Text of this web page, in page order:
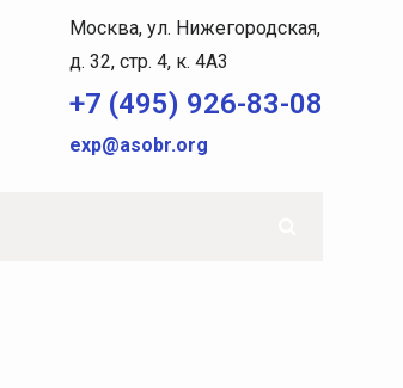
Москва, ул. Нижегородская,
д. 32, стр. 4, к. 4A3
+7 (495) 926-83-08
exp@asobr.org